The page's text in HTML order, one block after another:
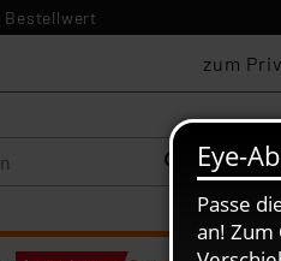
Bestellwert
zum